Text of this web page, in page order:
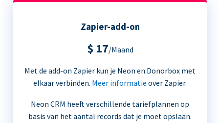
Zapier-add-on
$ 17/Maand
Met de add-on Zapier kun je Neon en Donorbox met
elkaar verbinden. Meer informatie over Zapier.
Neon CRM heeft verschillende tariefplannen op
basis van het aantal records dat je moet opslaan.